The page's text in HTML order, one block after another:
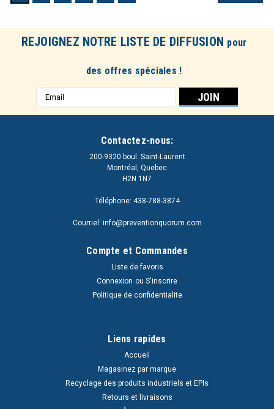
REJOIGNEZ NOTRE LISTE DE DIFFUSION pour
des offres spéciales !
Adresse
e-
Contactez-nous:
200-9320 boul. Saint-Laurent
Montréal, Quebec
H2N 1N7
Téléphone: 438-788-3874
Courriel: info@preventionquorum.com
Compte et Commandes
Liste de favoris
Connexion ou S'inscrire
Politique de confidentialite
Liens rapides
Accueil
Magasinez par marque
Recyclage des produits industriels et EPIs
Retours et livraisons